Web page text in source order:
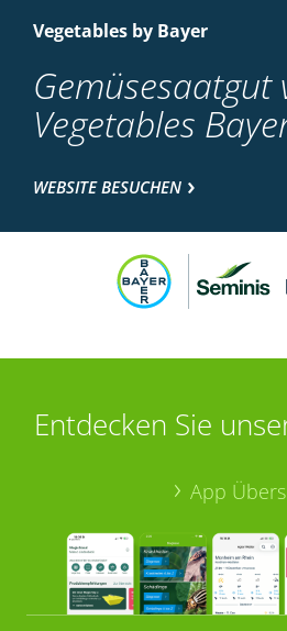
Vegetables by Bayer
Gemüsesaatgut
Vegetables
WEBSITE BESUCHEN
Entdecken Sie
App